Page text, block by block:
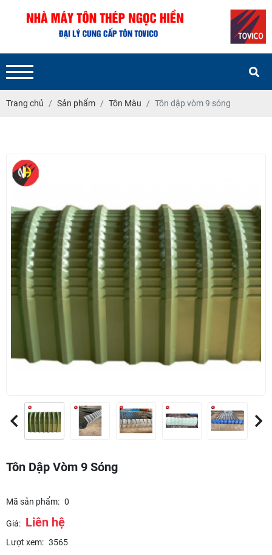
Trang chủ Sản phẩm Tôn Màu Tôn dập vòm 9 sóng
Tôn Dập Vòm 9 Sóng
Mã sản phẩm: 0
Giá: Liên hệ
Lượt xem: 3565